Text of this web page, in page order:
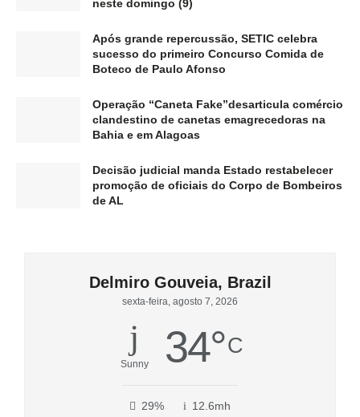
neste domingo (9)
Após grande repercussão, SETIC celebra
sucesso do primeiro Concurso Comida de
Boteco de Paulo Afonso
Operação “Caneta Fake”desarticula comércio
clandestino de canetas emagrecedoras na
Bahia e em Alagoas
Decisão judicial manda Estado restabelecer
promoção de oficiais do Corpo de Bombeiros
de AL
Delmiro Gouveia, Brazil
sexta-feira, agosto 7, 2026
Sunny 34°C
29% 12.6mh